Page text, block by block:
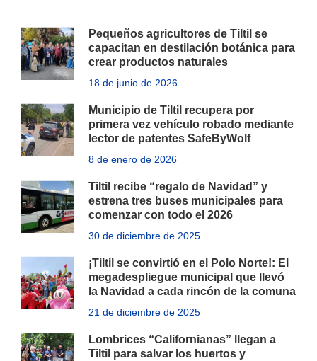
Pequeños agricultores de Tiltil se
capacitan en destilación botánica para
crear productos naturales
18 de junio de 2026
Municipio de Tiltil recupera por
primera vez vehículo robado mediante
lector de patentes SafeByWolf
8 de enero de 2026
Tiltil recibe “regalo de Navidad” y
estrena tres buses municipales para
comenzar con todo el 2026
30 de diciembre de 2025
¡Tiltil se convirtió en el Polo Norte!: El
megadespliegue municipal que llevó
la Navidad a cada rincón de la comuna
21 de diciembre de 2025
Lombrices “Californianas” llegan a
Tiltil para salvar los huertos y